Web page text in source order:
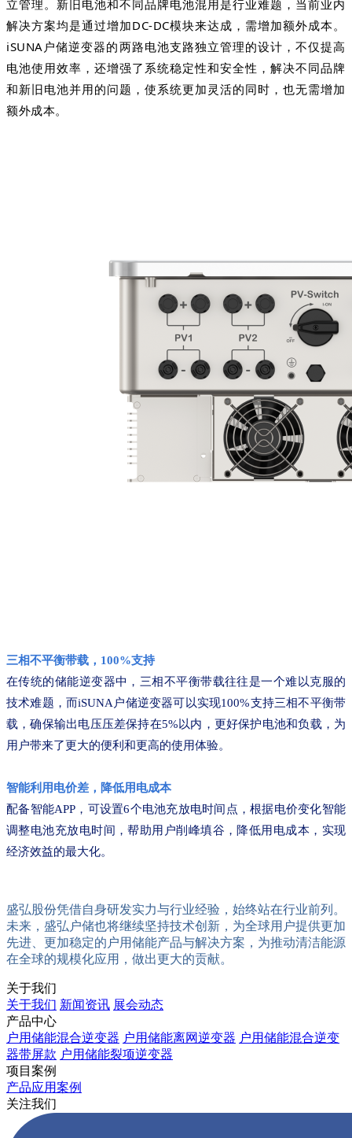
立管理。新旧电池和不同品牌电池混用是行业难题，当前业内
解决方案均是通过增加DC-DC模块来达成，需增加额外成本。
iSUNA户储逆变器的两路电池支路独立管理的设计，不仅提高
电池使用效率，还增强了系统稳定性和安全性，解决不同品牌
和新旧电池并用的问题，使系统更加灵活的同时，也无需增加
额外成本。
三相不平衡带载，100%支持
在传统的储能逆变器中，三相不平衡带载往往是一个难以克服的
技术难题，而iSUNA户储逆变器可以实现100%支持三相不平衡带
载，确保输出电压压差保持在5%以内，更好保护电池和负载，为
用户带来了更大的便利和更高的使用体验。
智能利用电价差，降低用电成本
配备智能APP，可设置6个电池充放电时间点，根据电价变化智能
调整电池充放电时间，帮助用户削峰填谷，降低用电成本，实现
经济效益的最大化。
盛弘股份凭借自身研发实力与行业经验，始终站在行业前列。
未来，盛弘户储也将继续坚持技术创新，为全球用户提供更加
先进、更加稳定的户用储能产品与解决方案，为推动清洁能源
在全球的规模化应用，做出更大的贡献。
关于我们
关于我们 新闻资讯 展会动态
产品中心
户用储能混合逆变器 户用储能离网逆变器 户用储能混合逆变
器带屏款 户用储能裂项逆变器
项目案例
产品应用案例
关注我们